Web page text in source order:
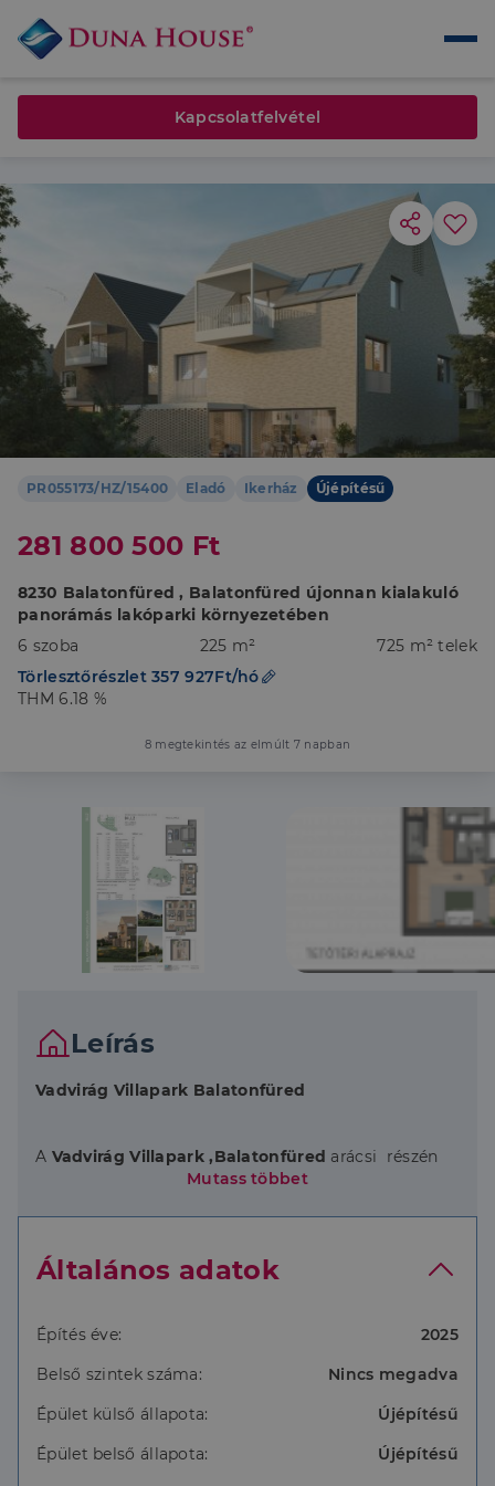
PR055173/HZ/15400 Eladó Ikerház Újépítésű
281 800 500 Ft
8230 Balatonfüred , Balatonfüred újonnan kialakuló
panorámás lakóparki környezetében
6 szoba
225 m²
725 m² telek
Törlesztőrészlet 357 927Ft/hó
THM 6.18 %
8 megtekintés az elmúlt 7 napban
Leírás
Vadvirág Villapark Balatonfüred
A Vadvirág Villapark ,Balatonfüred arácsi részén
helyezkedik el ,páratlan
Balatonfüred a Balaton északi partján, lankás
kisváros. Északról a szelíd hegyek ,délről a tó öleli át.
Balatonfüred a Balaton északi partjának egyik
üdülőhelye, amely különféle látnivalókkal ,kulturális
élményekkel ,továbbá egész évben sokszínű
programokkal várja az
idelátogatókat.
Mutass többet
Általános adatok
Építés éve:
2025
Belső szintek száma:
Nincs megadva
Épület külső állapota:
Újépítésű
Épület belső állapota:
Újépítésű
Kapcsolatfelvétel